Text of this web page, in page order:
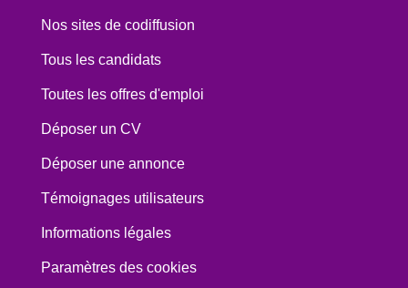
Nos sites de codiffusion
Tous les candidats
Toutes les offres d'emploi
Déposer un CV
Déposer une annonce
Témoignages utilisateurs
Informations légales
Paramètres des cookies